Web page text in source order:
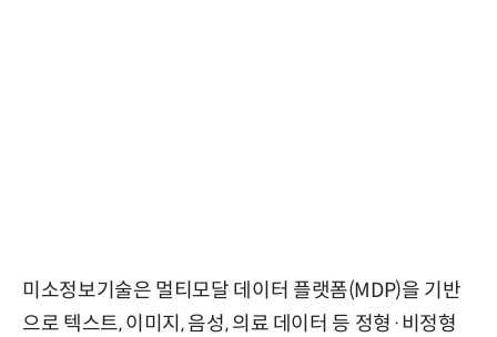
미소정보기술은 멀티모달 데이터 플랫폼(MDP)을 기반
으로 텍스트, 이미지, 음성, 의료 데이터 등 정형·비정형